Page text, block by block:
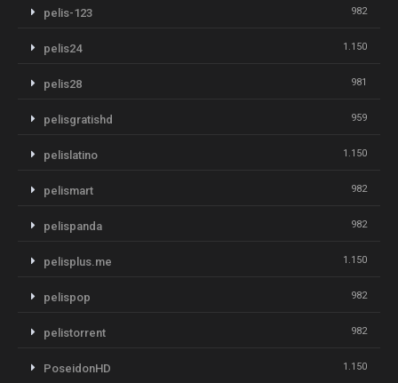
pelis-123 982
pelis24 1.150
pelis28 981
pelisgratishd 959
pelislatino 1.150
pelismart 982
pelispanda 982
pelisplus.me 1.150
pelispop 982
pelistorrent 982
PoseidonHD 1.150